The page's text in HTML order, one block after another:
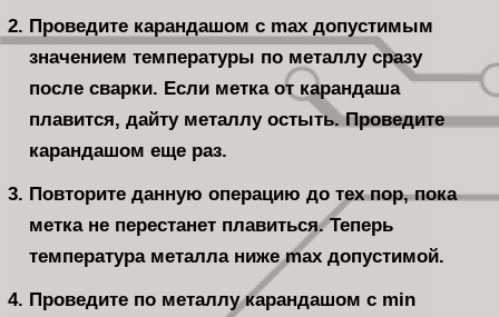
Проведите карандашом с max допустимым
значением температуры по металлу сразу
после сварки. Если метка от карандаша
плавится, дайту металлу остыть. Проведите
карандашом еще раз.
Повторите данную операцию до тех пор, пока
метка не перестанет плавиться. Теперь
температура металла ниже max допустимой.
Проведите по металлу карандашом с min